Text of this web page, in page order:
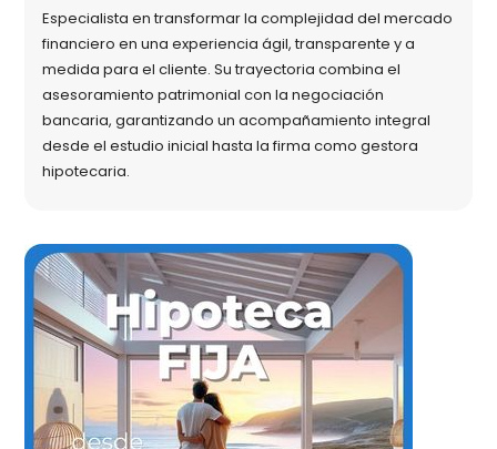
Especialista en transformar la complejidad del mercado
financiero en una experiencia ágil, transparente y a
medida para el cliente. Su trayectoria combina el
asesoramiento patrimonial con la negociación
bancaria, garantizando un acompañamiento integral
desde el estudio inicial hasta la firma como gestora
hipotecaria.